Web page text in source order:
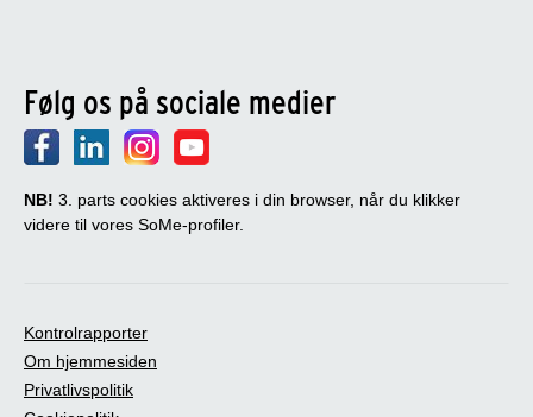
Følg os på sociale medier
NB! 3. parts cookies aktiveres i din browser, når du klikker
videre til vores SoMe-profiler.
Kontrolrapporter
Om hjemmesiden
Privatlivspolitik